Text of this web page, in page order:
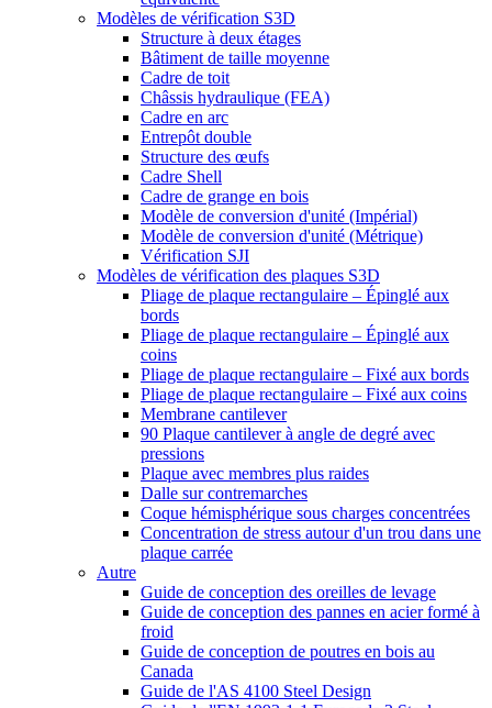
Modèles de vérification S3D
Structure à deux étages
Bâtiment de taille moyenne
Cadre de toit
Châssis hydraulique (FEA)
Cadre en arc
Entrepôt double
Structure des œufs
Cadre Shell
Cadre de grange en bois
Modèle de conversion d'unité (Impérial)
Modèle de conversion d'unité (Métrique)
Vérification SJI
Modèles de vérification des plaques S3D
Pliage de plaque rectangulaire – Épinglé aux
bords
Pliage de plaque rectangulaire – Épinglé aux
coins
Pliage de plaque rectangulaire – Fixé aux bords
Pliage de plaque rectangulaire – Fixé aux coins
Membrane cantilever
90 Plaque cantilever à angle de degré avec
pressions
Plaque avec membres plus raides
Dalle sur contremarches
Coque hémisphérique sous charges concentrées
Concentration de stress autour d'un trou dans une
plaque carrée
Autre
Guide de conception des oreilles de levage
Guide de conception des pannes en acier formé à
froid
Guide de conception de poutres en bois au
Canada
Guide de l'AS 4100 Steel Design